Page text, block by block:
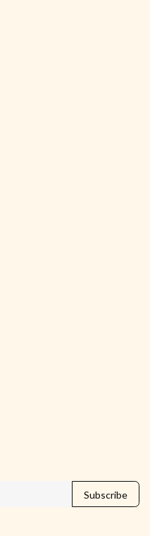
Subscribe